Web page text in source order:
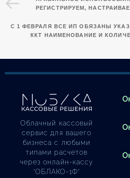
РЕГИСТРИРУЕМ,
С 1 ФЕВРАЛЯ ВСЕ ИП ОБЯЗАНЫ
ККТ НАИМЕНОВАНИЕ И
Облачный кассовый
сервис для вашего
бизнеса с любыми
типами расчетов
через онлайн-кассу
"ОБЛАКО-1Ф"